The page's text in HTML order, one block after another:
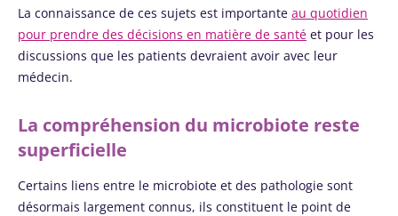
La connaissance de ces sujets est importante au quotidien
pour prendre des décisions en matière de santé et pour les
discussions que les patients devraient avoir avec leur
médecin.
La compréhension du microbiote reste
superficielle
Certains liens entre le microbiote et des pathologie sont
désormais largement connus, ils constituent le point de
plus e...
En savoir plus
laitières
ont un
point
commun :
En savoir